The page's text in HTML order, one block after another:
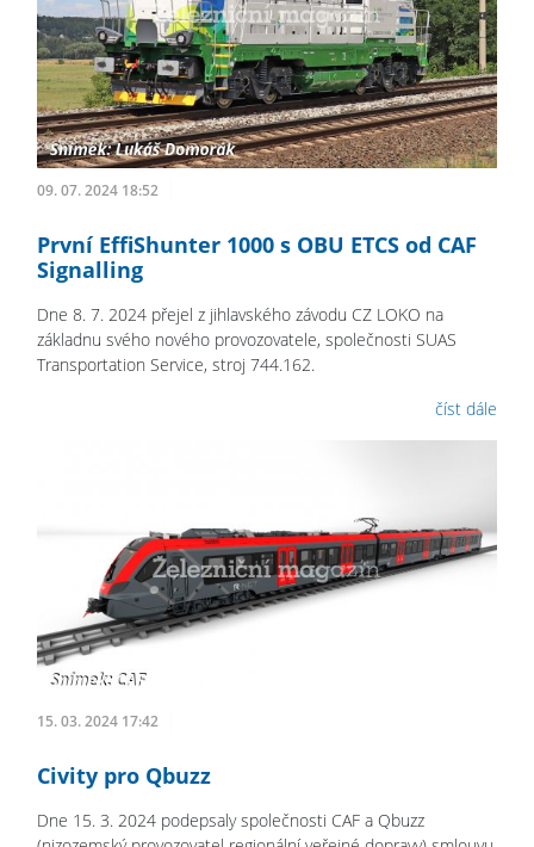
09. 07. 2024 18:52
První EffiShunter 1000 s OBU ETCS od CAF
Signalling
Dne 8. 7. 2024 přejel z jihlavského závodu CZ LOKO na
základnu svého nového provozovatele, společnosti SUAS
Transportation Service, stroj 744.162.
číst dále
15. 03. 2024 17:42
Civity pro Qbuzz
Dne 15. 3. 2024 podepsaly společnosti CAF a Qbuzz